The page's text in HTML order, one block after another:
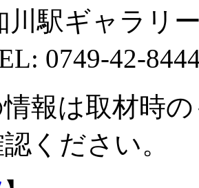
川駅ギャラリ
0749-42-
報は取材時
ください。